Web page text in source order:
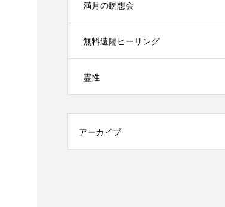
満月の瞑想会
無料遠隔ヒーリング
霊性
アーカイブ